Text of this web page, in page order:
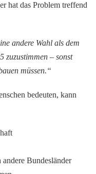
hat das Problem treffend
andere Wahl als dem
zuzustimmen – sonst
müssen.“
bedeuten, kann
Bundesländer